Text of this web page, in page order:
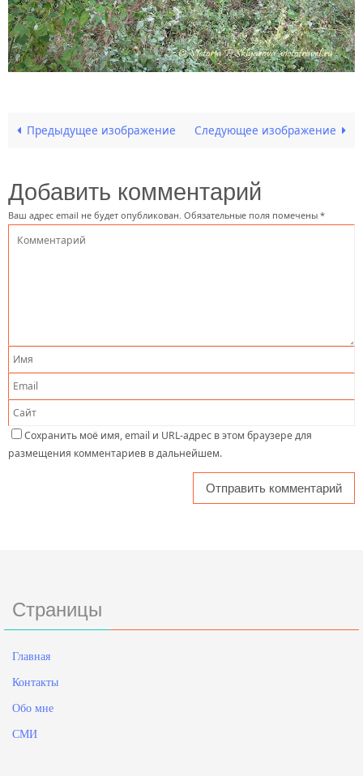
Предыдущее изображение Следующее изображение
Добавить комментарий
Ваш адрес email не будет опубликован. Обязательные поля помечены *
Сохранить моё имя, email и URL-адрес в этом браузере для
размещения комментариев в дальнейшем.
Страницы
Главная
Контакты
Обо мне
СМИ